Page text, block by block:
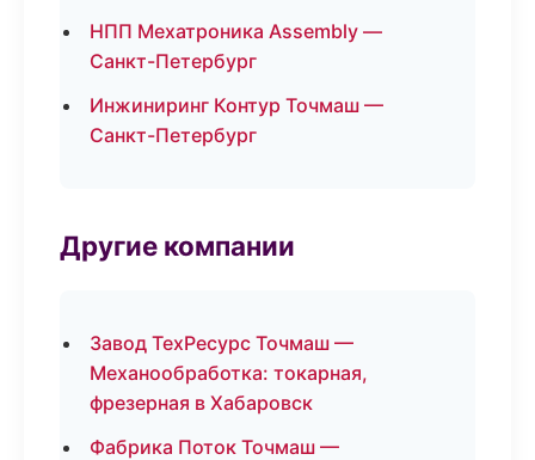
НПП Мехатроника Assembly —
Санкт-Петербург
Инжиниринг Контур Точмаш —
Санкт-Петербург
Другие компании
Завод ТехРесурс Точмаш —
Механообработка: токарная,
фрезерная в Хабаровск
Фабрика Поток Точмаш —